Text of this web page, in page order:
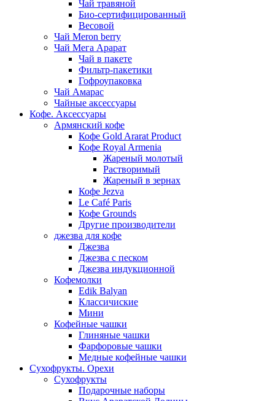
Чай травяной
Био-сертифицированный
Весовой
Чай Meron berry
Чай Мега Арарат
Чай в пакете
Фильтр-пакетики
Гофроупаковка
Чай Амарас
Чайные аксессуары
Кофе. Аксессуары
Армянский кофе
Кофе Gold Ararat Product
Кофе Royal Armenia
Жареный молотый
Растворимый
Жареный в зернах
Кофе Jezva
Le Café Paris
Кофе Grounds
Другие производители
джезва для кофе
Джезва
Джезва с песком
Джезва индукционной
Кофемолки
Edik Balyan
Классичиские
Мини
Кофейные чашки
Глиняные чашки
Фарфоровые чашки
Медные кофейные чашки
Сухофрукты. Орехи
Сухофрукты
Подарочные наборы